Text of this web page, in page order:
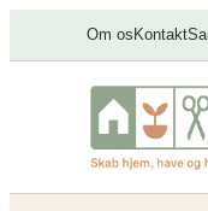
Om os Kontakt